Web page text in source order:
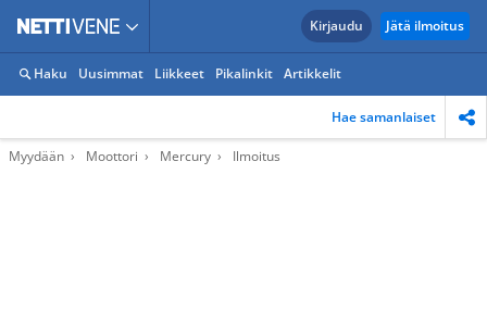
Kirjaudu Jätä ilmoitus
Haku Uusimmat Liikkeet Pikalinkit Artikkelit
Hae samanlaiset
Myydään Moottori Mercury Ilmoitus